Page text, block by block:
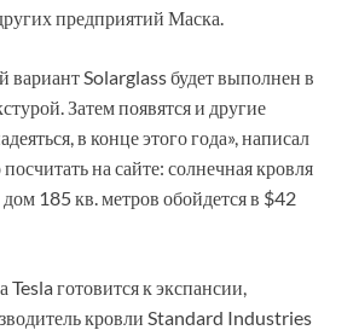
предприятий Маска.
Solarglass будет выполнен в
Затем появятся и другие
в конце этого года», написал
на сайте: солнечная кровля
185 кв. метров обойдется в $42
Tesla готовится к экспансии,
кровли Standard Industries